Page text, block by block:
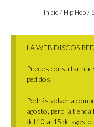
Inicio/ Hip Hop/
LA WEB DISCOS
Puedes consultar
pedidos.
Podrás volver a
agosto, pero la
del 10 al 15 de agosto.